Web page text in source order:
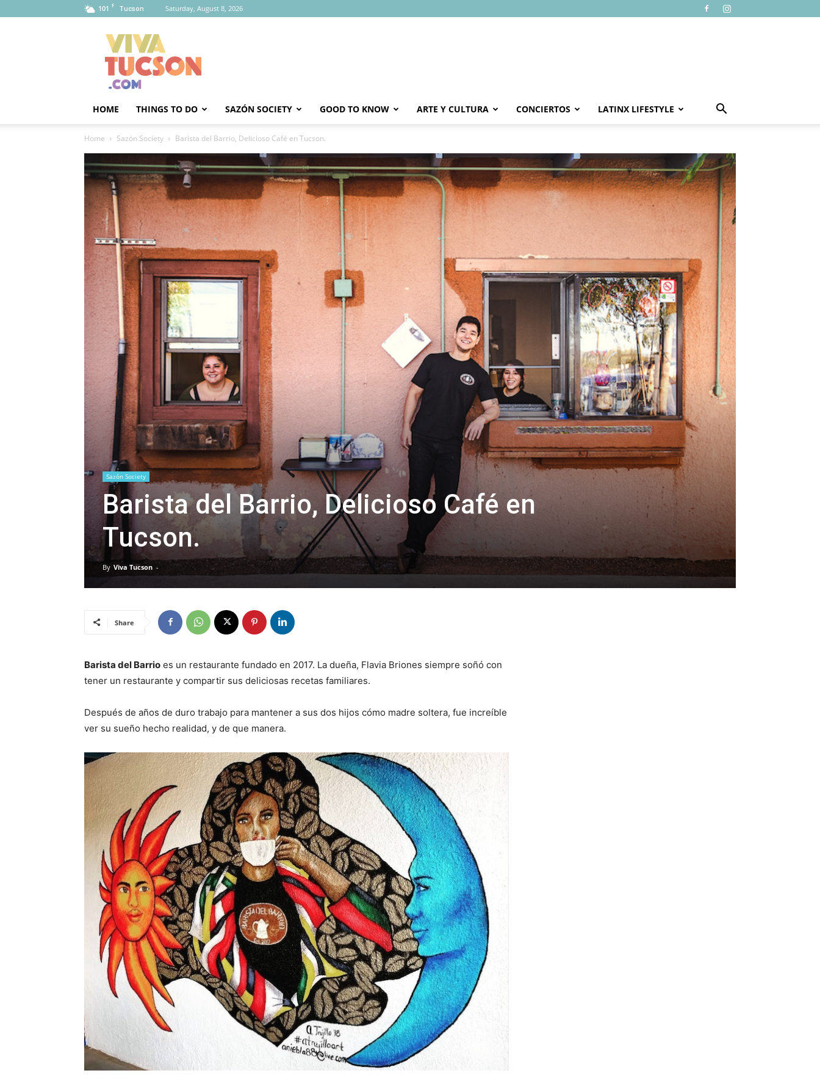
101 F Tucson Saturday, August 8, 2026
HOME THINGS TO DO SAZÓN SOCIETY GOOD TO KNOW ARTE Y CULTURA CONCIERTOS LATINX LIFESTYLE
Home Sazón Society Barista del Barrio, Delicioso Café en Tucson.
Sazón Society
Barista del Barrio, Delicioso Café en
Tucson.
By Viva Tucson -
Share
Barista del Barrio es un restaurante fundado en 2017. La dueña, Flavia Briones siempre soñó con
tener un restaurante y compartir sus deliciosas recetas familiares.
Después de años de duro trabajo para mantener a sus dos hijos cómo madre soltera, fue increíble
ver su sueño hecho realidad, y de que manera.